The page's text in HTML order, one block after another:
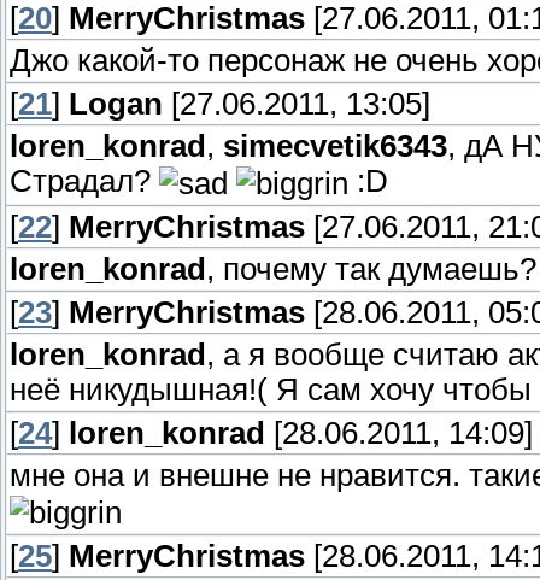
[20] MerryChristmas [27.06.2011,
Джо какой-то персонаж не очень
[21] Logan [27.06.2011, 13:05]
loren_konrad , simecvetik6343, дА
Страдал?
:D
[22] MerryChristmas [27.06.2011,
loren_konrad , почему так
[23] MerryChristmas [28.06.2011,
loren_konrad , а я вообще считаю
неё никудышная!( Я сам хочу
[24] loren_konrad [28.06.2011, 14:09]
мне она и внешне не нравится.
[25] MerryChristmas [28.06.2011,